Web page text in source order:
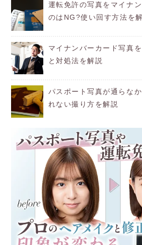
運転免許の写真をマイナ
のはNG?使い回す方法を
マイナンバーカード写真
と対処法を解説
パスポート写真が通らな
れない撮り方を解説